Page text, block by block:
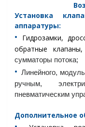
Установка
аппаратуры:
•︎
Гидрозамки,
обратные
сумматоры потока;
•︎ Линейного,
ручным,
пневматическим
Дополнительное